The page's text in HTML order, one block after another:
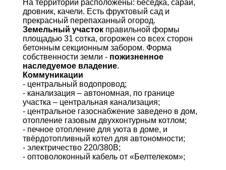
На территории расположены: беседка, сарай,
дровник, качели. Есть фруктовый сад и
прекрасный перепаханный огород.
Земельный участокправильной формы
площадью 31 сотка, огорожен со всех сторон
бетонным секционным забором. Форма
собственности земли - пожизненное
наследуемое владение.
Коммуникации
- центральный водопровод;
- канализация – автономная, по границе
участка – центральная канализация;
- центральное газоснабжение заведено в дом,
отопление газовым двухконтурным котлом;
- печное отопление для уюта в доме, и
твёрдотопливный котел для автономности;
- электричество 220/380В;
- оптоволоконный кабель от «Белтелеком»;